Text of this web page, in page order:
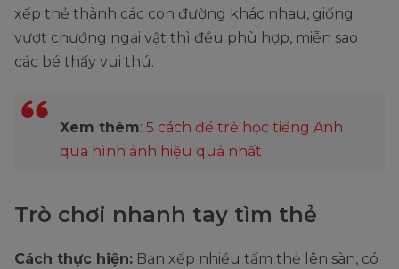
xếp thẻ thành các con đường khác nhau, giống
vượt chướng ngại vật thì đều phù hợp, miễn sao
các bé thấy vui thú.
Xem thêm: 5 cách để trẻ học tiếng Anh
qua hình ảnh hiệu quả nhất
Trò chơi nhanh tay tìm thẻ
Cách thực hiện: Bạn xếp nhiều tấm thẻ lên sàn, có